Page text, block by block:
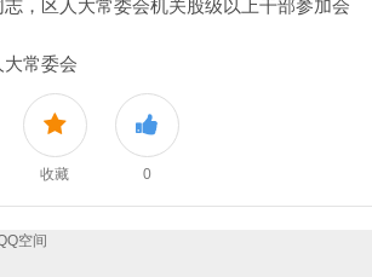
，区人大常委会机关股级以上干部参加会
常委会
收藏 0
空间